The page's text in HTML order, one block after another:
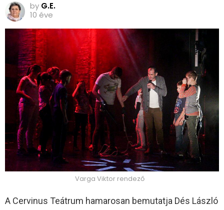
by G.E.
10 éve
Varga Viktor rendező
A Cervinus Teátrum hamarosan bemutatja Dés László